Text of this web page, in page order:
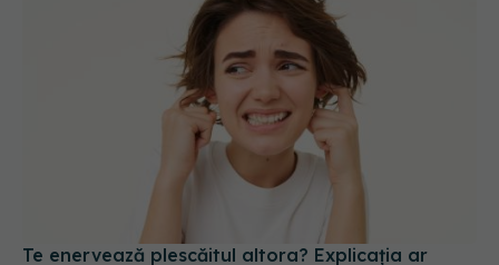
Te enervează plescăitul altora? Explicația ar
putea fi una genetică
25 apr 2026, 19:00